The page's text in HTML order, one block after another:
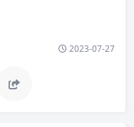
2023-07-27